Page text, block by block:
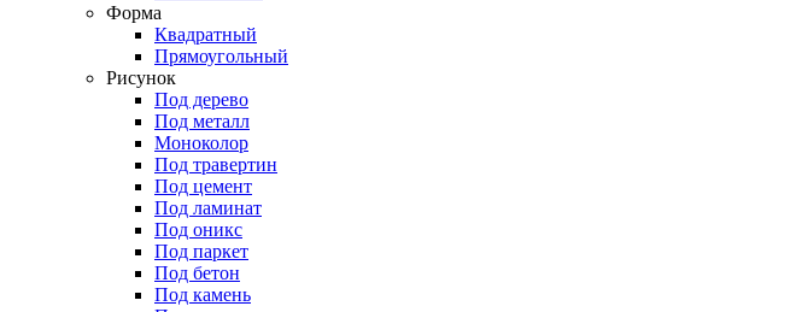
Форма
Квадратный
Прямоугольный
Рисунок
Под дерево
Под металл
Моноколор
Под травертин
Под цемент
Под ламинат
Под оникс
Под паркет
Под бетон
Под камень